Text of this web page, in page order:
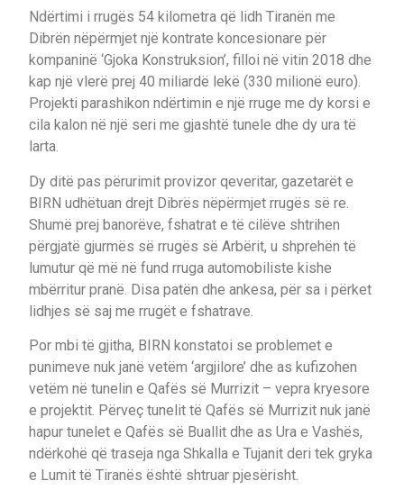
Ndërtimi i rrugës 54 kilometra që lidh Tiranën me
Dibrën nëpërmjet një kontrate koncesionare për
kompaninë ‘Gjoka Konstruksion’, filloi në vitin 2018 dhe
kap një vlerë prej 40 miliardë lekë (330 milionë euro).
Projekti parashikon ndërtimin e një rruge me dy korsi e
cila kalon në një seri me gjashtë tunele dhe dy ura të
larta.
Dy ditë pas përurimit provizor qeveritar, gazetarët e
BIRN udhëtuan drejt Dibrës nëpërmjet rrugës së re.
Shumë prej banorëve, fshatrat e të cilëve shtrihen
përgjatë gjurmës së rrugës së Arbërit, u shprehën të
lumutur që më në fund rruga automobiliste kishe
mbërritur pranë. Disa patën dhe ankesa, për sa i përket
lidhjes së saj me rrugët e fshatrave.
Por mbi të gjitha, BIRN konstatoi se problemet e
punimeve nuk janë vetëm ‘argjilore’ dhe as kufizohen
vetëm në tunelin e Qafës së Murrizit – vepra kryesore
e projektit. Përveç tunelit të Qafës së Murrizit nuk janë
hapur tunelet e Qafës së Buallit dhe as Ura e Vashës,
ndërkohë që traseja nga Shkalla e Tujanit deri tek gryka
e Lumit të Tiranës është shtruar pjesërisht.